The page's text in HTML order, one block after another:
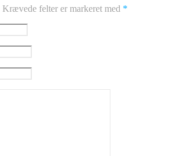
Krævede felter er markeret med *